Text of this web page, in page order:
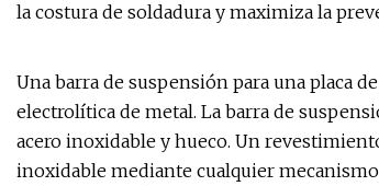
la costura de soldadura y maximiza la
Una barra de suspensión para una placa
electrolítica de metal. La barra de
acero inoxidable y hueco. Un
inoxidable mediante cualquier